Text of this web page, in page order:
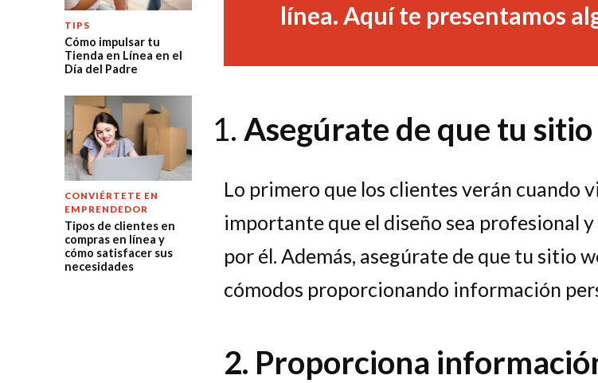
TIPS
Cómo impulsar tu
Tienda en Línea en el
Día del Padre
CONVIÉRTETE EN
EMPRENDEDOR
Tipos de clientes en
compras en línea y
cómo satisfacer sus
necesidades
línea. Aquí te presentamos
Asegúrate de que tu
Lo primero que los clientes verán cuando
importante que el diseño sea profesional
por él. Además, asegúrate de que tu sitio
cómodos proporcionando información
2. Proporciona